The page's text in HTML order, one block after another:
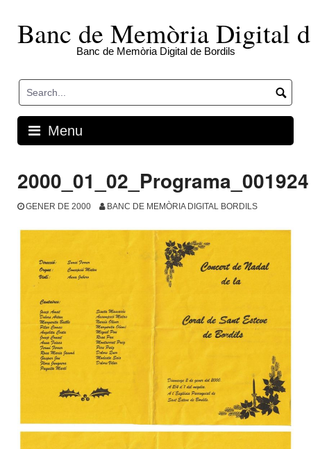
contentBanc de Memòria Digital
Banc de Memòria Digital de Bordils
Menu
2000_01_02_Programa_001924
GENER DE 2000 BANC DE MEMÒRIA DIGITAL BORDILS